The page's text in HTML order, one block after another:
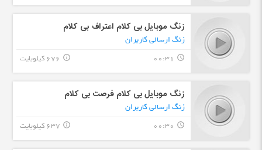
زنگ موبایل بی کلام اعتراف بی کلام
زنگ ارسالی کاربران
query_builder
00:31 676 کیلوبایت info_outline
زنگ موبایل بی کلام فرصت بی کلام
زنگ ارسالی کاربران
query_builder
00:30 637 کیلوبایت info_outline